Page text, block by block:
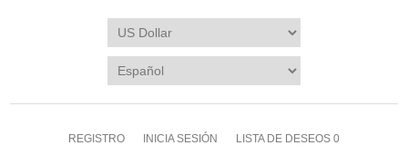
REGISTRO INICIA SESIÓN LISTA DE DESEOS 0